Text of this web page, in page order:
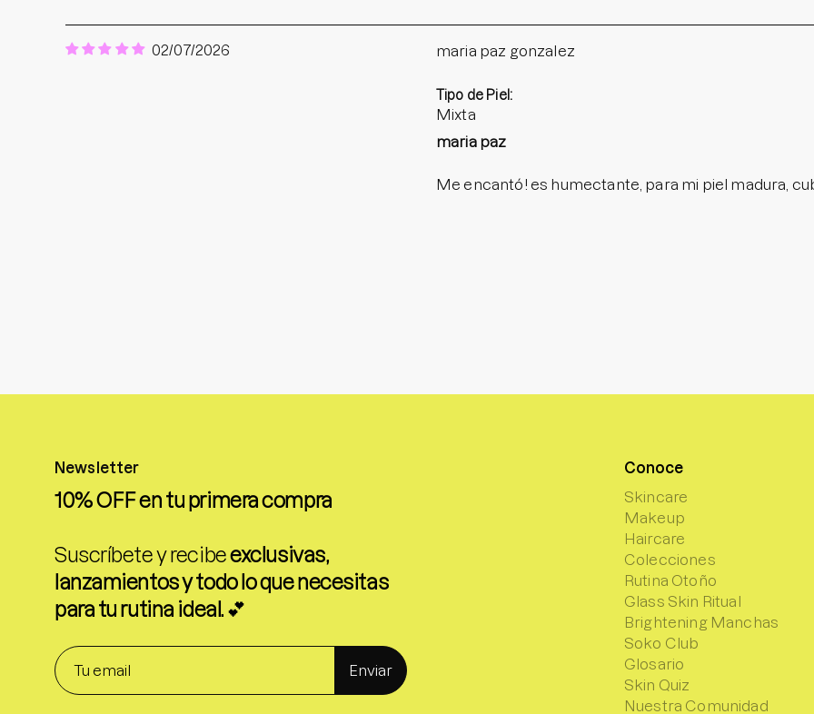
02/07/2026 maria paz gonzalez
Tipo de Piel:
Mixta
maria paz
Me encantó! es humectante, para mi piel madura,
Newsletter
10% OFF en tu primera compra
Suscríbete y recibeexclusivas,
lanzamientos y todo lo que necesitas
para tu rutina ideal.💕
Enviar
Conoce
Skincare
Makeup
Haircare
Colecciones
Rutina Otoño
Glass Skin Ritual
Brightening Manchas
Soko Club
Glosario
Skin Quiz
Nuestra Comunidad